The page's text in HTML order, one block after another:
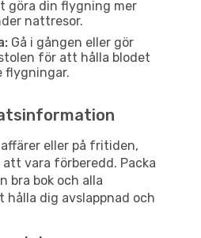
göra din flygning mer
nattresor.
Gå i gången eller gör
för att hålla blodet
flygningar.
eller på fritiden,
vara förberedd. Packa
bra bok och alla
dig avslappnad och